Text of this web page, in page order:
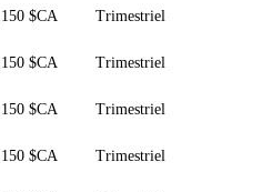
$CA Trimestriel
$CA Trimestriel
$CA Trimestriel
$CA Trimestriel